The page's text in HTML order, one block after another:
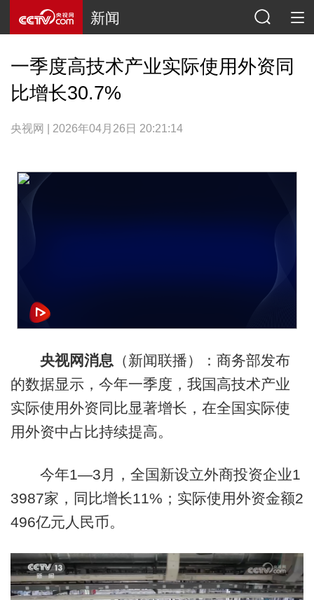
新闻
一季度高技术产业实际使用外资同
比增长30.7%
央视网 | 2026年04月26日 20:21:14
央视网消息 （新闻联播）：商务部发布
的数据显示，今年一季度，我国高技术产业
实际使用外资同比显著增长，在全国实际使
用外资中占比持续提高。
今年1—3月，全国新设立外商投资企业1
3987家，同比增长11%；实际使用外资金额2
496亿元人民币。